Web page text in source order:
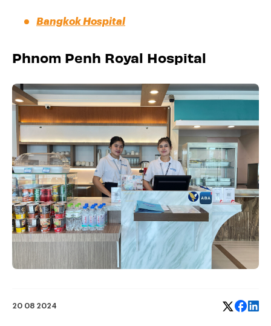
Bangkok Hospital
Phnom Penh Royal Hospital
20 08 2024